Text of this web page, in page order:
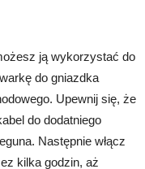
ją wykorzystać do
do gniazdka
Upewnij się, że
do dodatniego
Następnie włącz
kilka godzin, aż